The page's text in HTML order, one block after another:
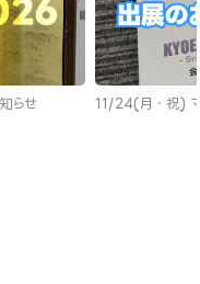
らせ 11/24(月・祝) マ